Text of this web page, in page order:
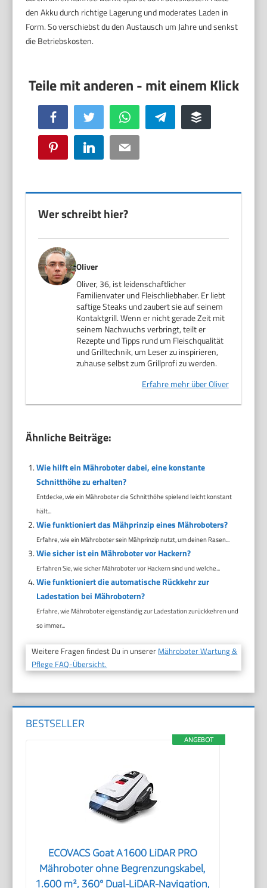
den Akku durch richtige Lagerung und moderates Laden in
Form. So verschiebst du den Austausch um Jahre und senkst
die Betriebskosten.
Facebook Twitter WhatsApp Telegram Buffer
Pinterest LinkedIn Email
Wer schreibt hier?
Oliver
Oliver, 36, ist leidenschaftlicher
Familienvater und Fleischliebhaber. Er liebt
saftige Steaks und zaubert sie auf seinem
Kontaktgrill. Wenn er nicht gerade Zeit mit
seinem Nachwuchs verbringt, teilt er
Rezepte und Tipps rund um Fleischqualität
und Grilltechnik, um Leser zu inspirieren,
zuhause selbst zum Grillprofi zu werden.
Erfahre mehr über Oliver
Ähnliche Beiträge:
Wie hilft ein Mähroboter dabei, eine konstante
Schnitthöhe zu erhalten?
Entdecke, wie ein Mähroboter die Schnitthöhe spielend leicht konstant
hält...
Wie funktioniert das Mähprinzip eines Mähroboters?
Erfahre, wie ein Mähroboter sein Mähprinzip nutzt, um deinen Rasen...
Wie sicher ist ein Mähroboter vor Hackern?
Erfahren Sie, wie sicher Mähroboter vor Hackern sind und welche...
Wie funktioniert die automatische Rückkehr zur
Ladestation bei Mährobotern?
Erfahre, wie Mähroboter eigenständig zur Ladestation zurückkehren und
so immer...
Weitere Fragen findest Du in unserer Mähroboter Wartung &
Pflege FAQ-Übersicht.
BESTSELLER
ANGEBOT
ECOVACS Goat A1600 LiDAR PRO
Mähroboter ohne Begrenzungskabel,
1.600 m², 360° Dual-LiDAR-Navigation,